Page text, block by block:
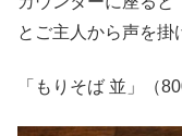
とご主人から声を掛
「もりそば 並」（